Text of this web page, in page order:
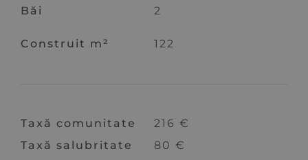
Băi
2
Construit m² 122
Taxă comunitate
216 €
Taxă salubritate
80 €